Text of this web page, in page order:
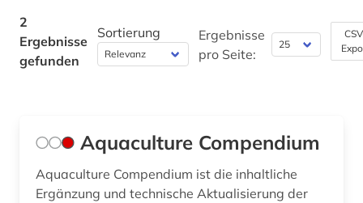
Medizin (1)
Militärwissenschaft (0)
Philosophie (0)
Zeitung (0)
2
Ergebnisse
gefunden
Sortierung
Ergebnisse
pro Seite:
Aquaculture Compendium
Aquaculture Compendium ist die inhaltliche
Ergänzung und technische Aktualisierung der